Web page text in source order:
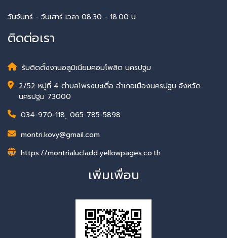
วันจันทร์ - วันเสาร์ เวลา 08:30 - 18:00 น.
ติดต่อเรา
รับติดตั้งงานอลูมิเนียมคอมโพสิต นครปฐม
2/52 หมู่ที่ 4 ตำบลโพรงมะเดื่อ อำเภอเมืองนครปฐม จังหวัด
นครปฐม 73000
034-970-118, 065-785-5898
montri.kovy@gmail.com
https://montrialucladd.yellowpages.co.th
เพิ่มเพื่อน